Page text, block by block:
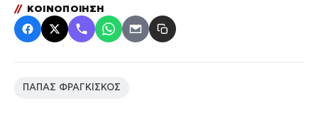
// ΚΟΙΝΟΠΟΙΗΣΗ
ΠΑΠΑΣ ΦΡΑΓΚΙΣΚΟΣ